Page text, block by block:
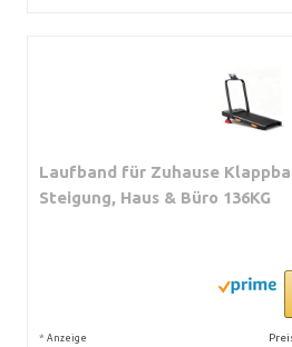
Laufband für Zuhause
Steigung, Haus & Büro 136KG
* Anzeige